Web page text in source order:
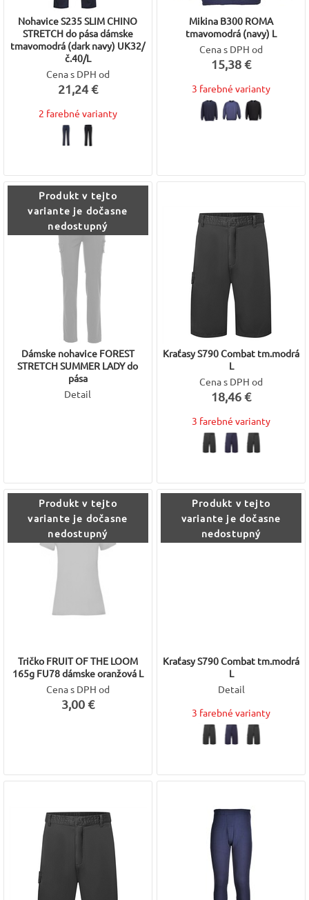
Nohavice S235 SLIM CHINO
STRETCH do pása dámske
tmavomodrá (dark navy) UK32/
č.40/L
Cena s DPH od
21,24 €
2 farebné varianty
Mikina B300 ROMA
tmavomodrá (navy) L
Cena s DPH od
15,38 €
3 farebné varianty
Produkt v tejto
variante je dočasne
nedostupný
Dámske nohavice FOREST
STRETCH SUMMER LADY do
pása
Detail
Kraťasy S790 Combat tm.modrá
L
Cena s DPH od
18,46 €
3 farebné varianty
Produkt v tejto
variante je dočasne
nedostupný
Tričko FRUIT OF THE LOOM
165g FU78 dámske oranžová L
Cena s DPH od
3,00 €
Produkt v tejto
variante je dočasne
nedostupný
Kraťasy S790 Combat tm.modrá
L
Detail
3 farebné varianty